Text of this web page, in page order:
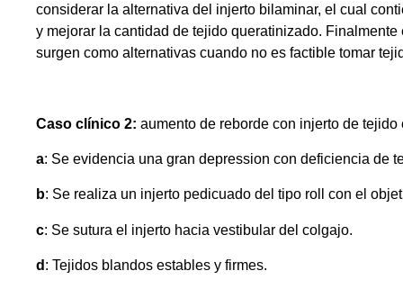
considerar la alternativa del injerto bilaminar, el cual
y mejorar la cantidad de tejido queratinizado.
surgen como alternativas cuando no es factible tomar
Caso clínico 2: aumento de reborde con injerto de tejido
a: Se evidencia una gran depression con deficiencia de
b: Se realiza un injerto pedicuado del tipo roll con el
c: Se sutura el injerto hacia vestibular del colgajo.
d : Tejidos blandos estables y firmes.